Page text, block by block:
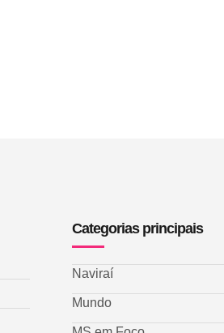
Categorias principais
Naviraí
Mundo